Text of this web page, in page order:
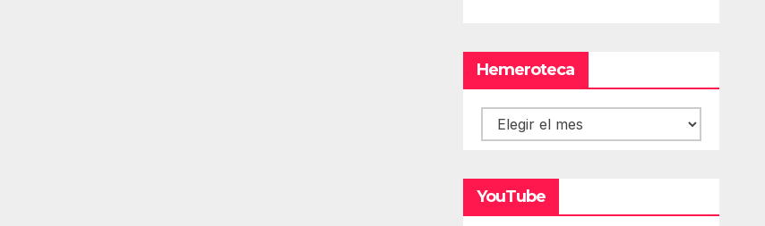
Hemeroteca
Hemeroteca
YouTube